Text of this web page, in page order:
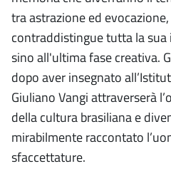
tra astrazione ed
contraddistingue tutta la
sino all'ultima fase creativa.
dopo aver insegnato
Giuliano Vangi attraverserà
della cultura brasiliana e
mirabilmente raccontato
sfaccettature.